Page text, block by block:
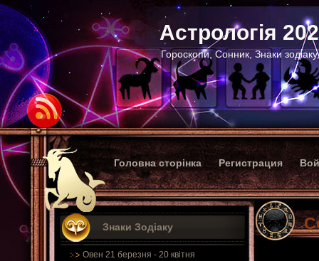
Астрологія
Гороскопи, Сонник, Знаки
Головна сторінка Регистрация
Знаки Зодіаку
Овен 21 березня - 20 квітня